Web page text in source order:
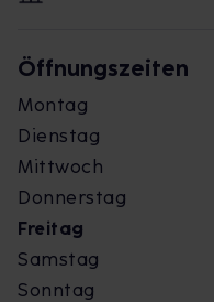
Öffnungszeiten
Montag
Dienstag
Mittwoch
Donnerstag
Freitag
Samstag
Sonntag